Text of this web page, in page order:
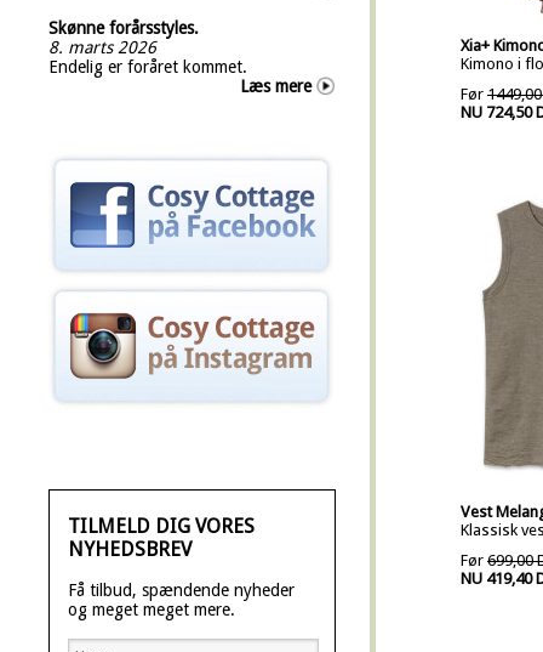
Skønne forårsstyles.
8. marts 2026
Endelig er foråret kommet.
Læs mere
TILMELD DIG VORES
NYHEDSBREV
Få tilbud, spændende nyheder
og meget meget mere.
Xia+
Kimono i
Før 1449,00
NU 724,50
Vest
Klassisk
Før 699,00
NU 419,40